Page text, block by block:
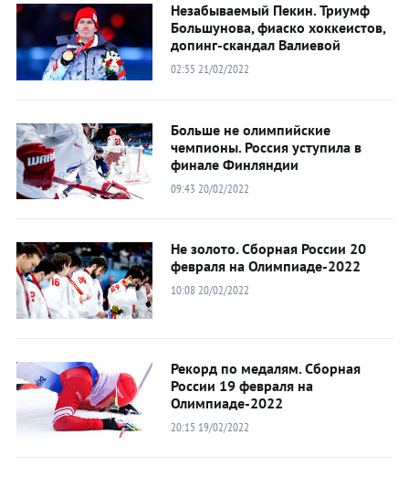
Незабываемый Пекин. Триумф
Большунова, фиаско хоккеистов,
допинг-скандал Валиевой
02:55 21/02/2022
Больше не олимпийские
чемпионы. Россия уступила в
финале Финляндии
09:43 20/02/2022
Не золото. Сборная России 20
февраля на Олимпиаде-2022
10:08 20/02/2022
Рекорд по медалям. Сборная
России 19 февраля на
Олимпиаде-2022
20:15 19/02/2022